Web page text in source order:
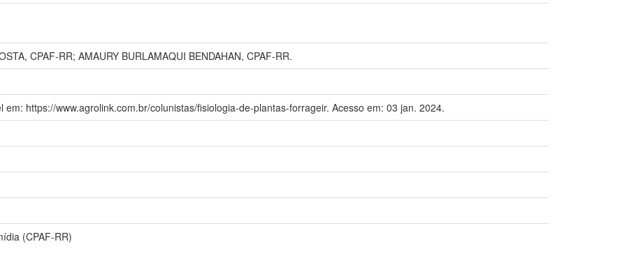
CPAF-RR; AMAURY BURLAMAQUI BENDAHAN, CPAF-RR.
em: https://www.agrolink.com.br/colunistas/fisiologia-de-plantas-forrageir. Acesso em: 03 jan. 2024.
(CPAF-RR)